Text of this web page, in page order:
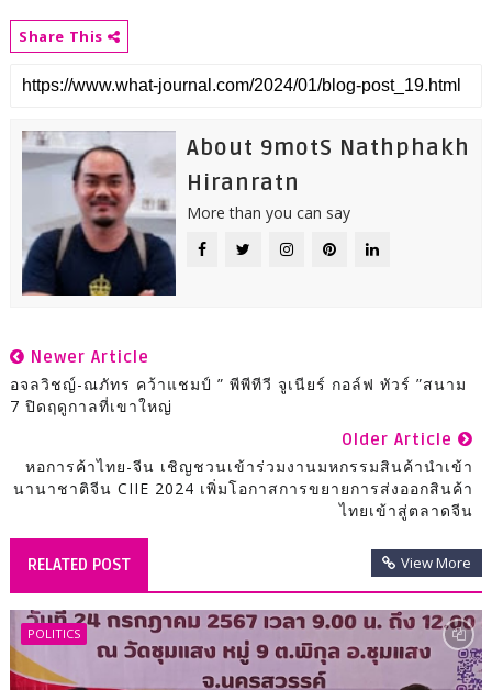
Share This
About 9motS Nathphakh
Hiranratn
More than you can say
Newer Article
อจลวิชญ์-ณภัทร คว้าแชมป์ ” พีพีทีวี จูเนียร์ กอล์ฟ ทัวร์ ”สนาม
7 ปิดฤดูกาลที่เขาใหญ่
Older Article
หอการค้าไทย-จีน เชิญชวนเข้าร่วมงานมหกรรมสินค้านำเข้า
นานาชาติจีน CIIE 2024 เพิ่มโอกาสการขยายการส่งออกสินค้า
ไทยเข้าสู่ตลาดจีน
RELATED POST View More
POLITICS